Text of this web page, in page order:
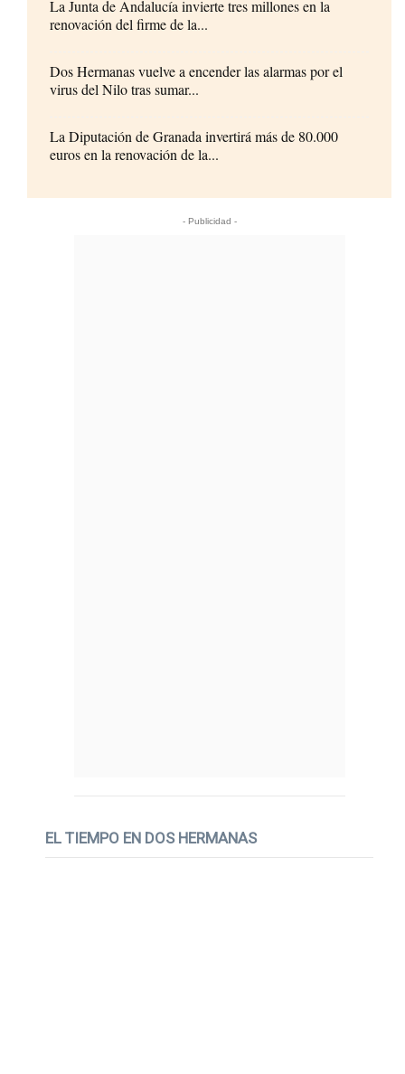
La Junta de Andalucía invierte tres millones en la
renovación del firme de la...
Dos Hermanas vuelve a encender las alarmas por el
virus del Nilo tras sumar...
La Diputación de Granada invertirá más de 80.000
euros en la renovación de la...
- Publicidad -
EL TIEMPO EN DOS HERMANAS